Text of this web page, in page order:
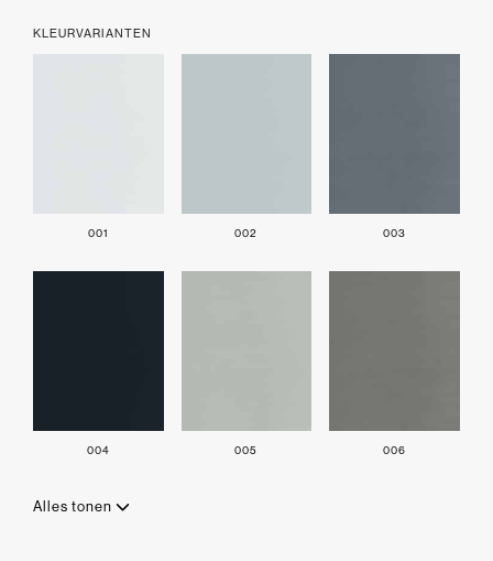
KLEURVARIANTEN
001 002 003
004 005 006
Alles tonen